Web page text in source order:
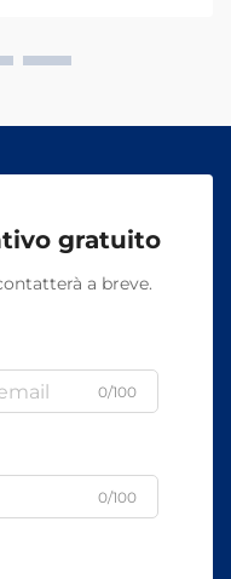
gratuito
a breve.
0/100
0/100